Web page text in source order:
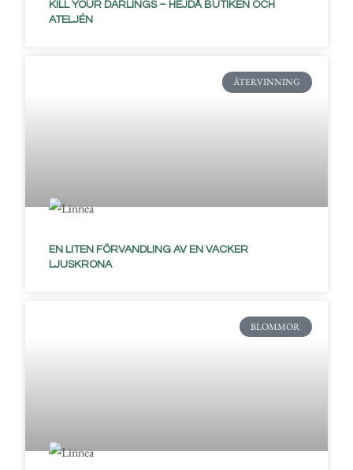
KILL YOUR DARLINGS – HEJDÅ BUTIKEN OCH
ATELJÉN
ÅTERVINNING
EN LITEN FÖRVANDLING AV EN VACKER
LJUSKRONA
BLOMMOR